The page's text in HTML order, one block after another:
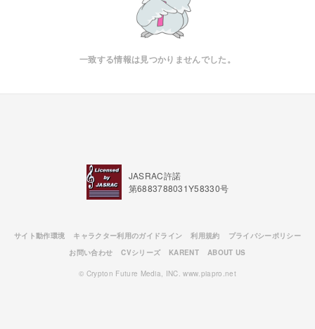
一致する情報は見つかりませんでした。
JASRAC許諾
第6883788031Y58330号
サイト動作環境 キャラクター利用のガイドライン 利用規約
プライバシーポリシー
お問い合わせ
CVシリーズ KARENT ABOUT US
© Crypton Future Media, INC. www.piapro.net